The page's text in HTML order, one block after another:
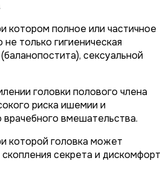
котором полное или частичное
только гигиеническая
сексуальной
головки полового члена
риска ишемии и
вмешательства.
которой головка может
секрета и